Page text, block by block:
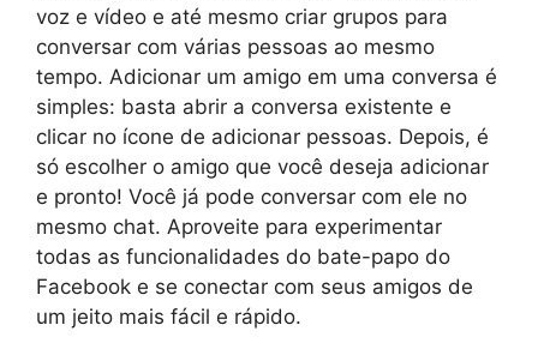
voz e vídeo e até mesmo criar grupos para
conversar com várias pessoas ao mesmo
tempo. Adicionar um amigo em uma conversa é
simples: basta abrir a conversa existente e
clicar no ícone de adicionar pessoas. Depois, é
só escolher o amigo que você deseja adicionar
e pronto! Você já pode conversar com ele no
mesmo chat. Aproveite para experimentar
todas as funcionalidades do bate-papo do
Facebook e se conectar com seus amigos de
um jeito mais fácil e rápido.